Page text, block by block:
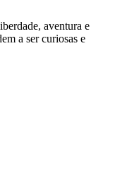
aventura e
a ser curiosas e